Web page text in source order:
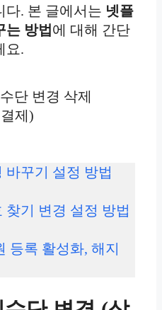
다. 본 글에서는 넷플
는 방법 에 대해 간단
요.
바꾸기 설정 방법
찾기 변경 설정 방법
등록 활성화, 해지